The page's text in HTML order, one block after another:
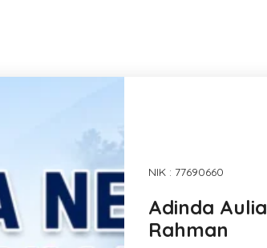
NIK : 77690660
Adinda Aulia
Rahman